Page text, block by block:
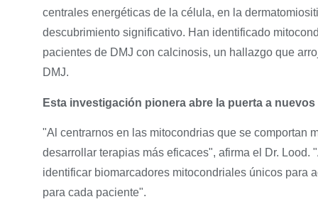
centrales energéticas de la célula, en la
descubrimiento significativo. Han identificado
pacientes de DMJ con calcinosis, un hallazgo que
DMJ.
Esta investigación pionera abre la puerta a
"Al centrarnos en las mitocondrias que se comportan
desarrollar terapias más eficaces", afirma el Dr. Lood.
identificar biomarcadores mitocondriales únicos para
para cada paciente".